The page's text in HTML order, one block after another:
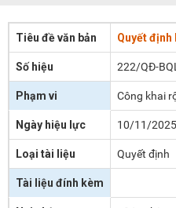
Tiêu đề văn bản Quyết định
Số hiệu 222/QĐ-BQL
Phạm vi Công khai
Ngày hiệu lực 10/11/2025
Loại tài liệu Quyết định
Tài liệu đính kèm